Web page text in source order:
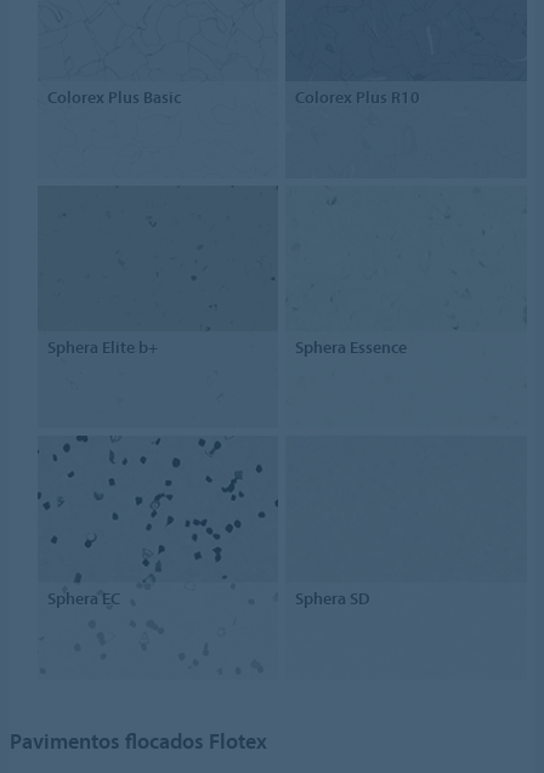
Colorex Plus Basic Colorex Plus R10
Sphera Elite b+ Sphera Essence
Sphera EC Sphera SD
Pavimentos flocados Flotex